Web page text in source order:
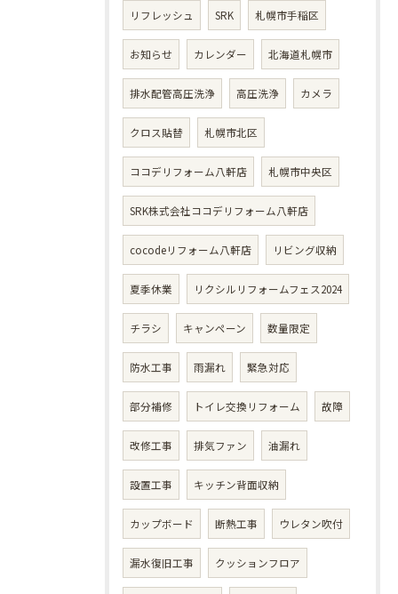
リフレッシュ SRK 札幌市手稲区
お知らせ カレンダー 北海道札幌市
排水配管高圧洗浄 高圧洗浄 カメラ
クロス貼替 札幌市北区
ココデリフォーム八軒店 札幌市中央区
SRK株式会社ココデリフォーム八軒店
cocodeリフォーム八軒店 リビング収納
夏季休業 リクシルリフォームフェス2024
チラシ キャンペーン 数量限定
防水工事 雨漏れ 緊急対応
部分補修 トイレ交換リフォーム 故障
改修工事 排気ファン 油漏れ
設置工事 キッチン背面収納
カップボード 断熱工事 ウレタン吹付
漏水復旧工事 クッションフロア